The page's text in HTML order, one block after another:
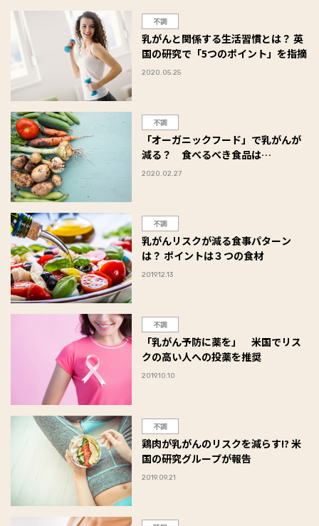
不調
乳がんと関係する生活習慣とは？ 英
国の研究で「5つのポイント」を指摘
2020.05.25
不調
「オーガニックフード」で乳がんが
減る？ 食べるべき食品は…
2020.02.27
不調
乳がんリスクが減る食事パターン
は？ ポイントは３つの食材
2019.12.13
不調
「乳がん予防に薬を」 米国でリス
クの高い人への投薬を推奨
2019.10.10
不調
鶏肉が乳がんのリスクを減らす!? 米
国の研究グループが報告
2019.09.21